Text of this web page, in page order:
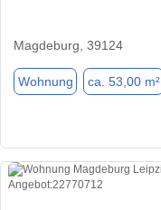
Magdeburg, 39124
Wohnung ca. 53,00 m²